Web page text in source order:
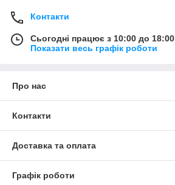
Контакти
Сьогодні працює з 10:00 до 18:00
Показати весь графік роботи
Про нас
Контакти
Доставка та оплата
Графік роботи